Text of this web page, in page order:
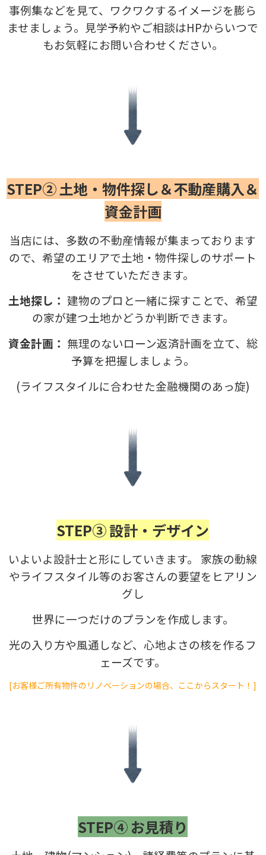
事例集などを見て、ワクワクするイメージを膨ら
ませましょう。見学予約やご相談はHPからいつで
もお気軽にお問い合わせください。
STEP② 土地・物件探し＆不動産購入＆
資金計画
当店には、多数の不動産情報が集まっております
ので、希望のエリアで土地・物件探しのサポート
をさせていただきます。
土地探し： 建物のプロと一緒に探すことで、希望
の家が建つ土地かどうか判断できます。
資金計画： 無理のないローン返済計画を立て、総
予算を把握しましょう。
(ライフスタイルに合わせた金融機関のあっ旋)
STEP③ 設計・デザイン
いよいよ設計士と形にしていきます。 家族の動線
やライフスタイル等のお客さんの要望をヒアリン
グし
世界に一つだけのプランを作成します。
光の入り方や風通しなど、心地よさの核を作るフ
ェーズです。
[お客様ご所有物件のリノベーションの場合、ここからスタート！]
STEP④ お見積り